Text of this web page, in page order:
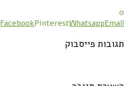
0
FacebookPinterestWhatsappEmail
תגובות פייסבוק